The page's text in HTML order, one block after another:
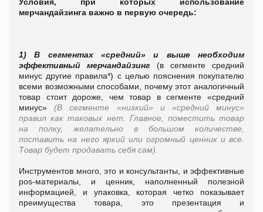
мерчандайзинга важно в первую очередь:
1) В сегментах «средний» и выше необходим
эффективный мерчандайзинг (в сегменте средний
минус другие правила*) с целью пояснения покупателю
всеми возможными способами, почему этот аналогичный
товар стоит дороже, чем товар в сегменте «средний
минус»(В сегменте «низкий» и «средний минус»
правил как таковых нет. Главное, поместить товар
на полку, желательно в большом количестве,
поставить на него яркий или огромный ценник и все.
Товар будет продавать себя сам).
Инструментов много, это и консультанты, и эффективные
pos-материалы, и ценник, наполненный полезной
информацией, и упаковка, которая четко показывает
преимущества товара, это презентация и